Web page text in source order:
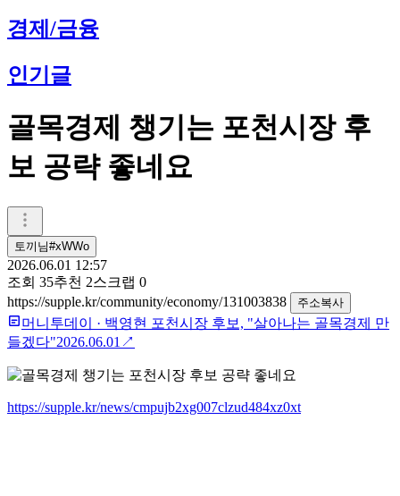
경제/금융
인기글
골목경제 챙기는 포천시장 후
보 공략 좋네요
토끼님#xWWo
2026.06.01 12:57
조회 35추천 2스크랩 0
https://supple.kr/community/economy/131003838
주소복사
머니투데이 · 백영현 포천시장 후보, "살아나는 골목경제 만
들겠다"2026.06.01 ↗
https://supple.kr/news/cmpujb2xg007clzud484xz0xt